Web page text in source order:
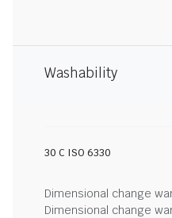
Washability
30 C ISO 6330
Dimensional change
Dimensional change